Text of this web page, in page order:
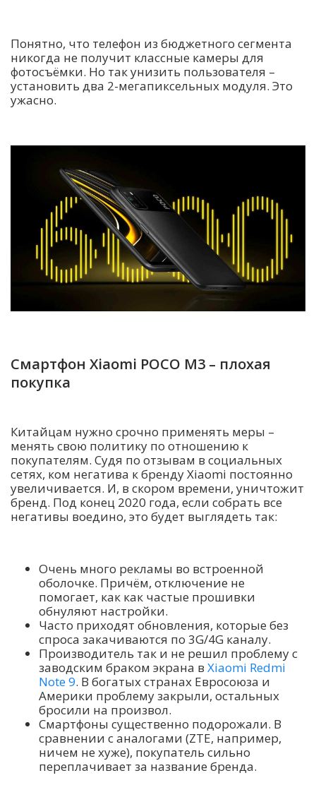
Понятно, что телефон из бюджетного сегмента
никогда не получит классные камеры для
фотосъёмки. Но так унизить пользователя –
установить два 2-мегапиксельных модуля. Это
ужасно.
Смартфон Xiaomi POCO M3 – плохая
покупка
Китайцам нужно срочно применять меры –
менять свою политику по отношению к
покупателям. Судя по отзывам в социальных
сетях, ком негатива к бренду Xiaomi постоянно
увеличивается. И, в скором времени, уничтожит
бренд. Под конец 2020 года, если собрать все
негативы воедино, это будет выглядеть так:
Очень много рекламы во встроенной
оболочке. Причём, отключение не
помогает, как как частые прошивки
обнуляют настройки.
Часто приходят обновления, которые без
спроса закачиваются по 3G/4G каналу.
Производитель так и не решил проблему с
заводским браком экрана в Xiaomi Redmi
Note 9. В богатых странах Евросоюза и
Америки проблему закрыли, остальных
бросили на произвол.
Смартфоны существенно подорожали. В
сравнении с аналогами (ZTE, например,
ничем не хуже), покупатель сильно
переплачивает за название бренда.